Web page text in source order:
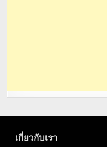
เกี่ยวกับเรา